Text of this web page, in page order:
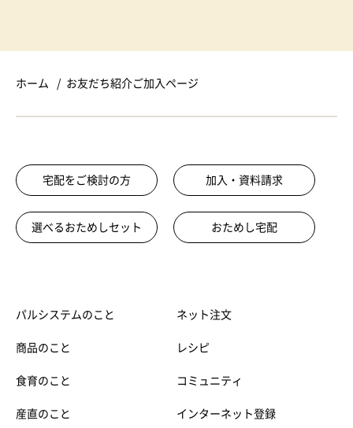
ホーム お友だち紹介ご加入ページ
宅配をご検討の方 加入・資料請求
選べるおためしセット おためし宅配
パルシステムのこと
商品のこと
食育のこと
産直のこと
ネット注文
レシピ
コミュニティ
インターネット登録